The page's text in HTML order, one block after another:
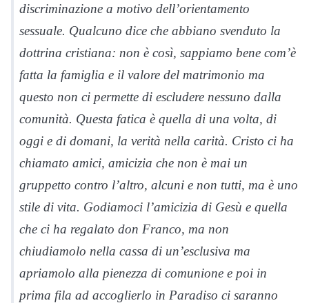
discriminazione a motivo dell’orientamento
sessuale. Qualcuno dice che abbiano svenduto la
dottrina cristiana: non è così, sappiamo bene com’è
fatta la famiglia e il valore del matrimonio ma
questo non ci permette di escludere nessuno dalla
comunità. Questa fatica è quella di una volta, di
oggi e di domani, la verità nella carità. Cristo ci ha
chiamato amici, amicizia che non è mai un
gruppetto contro l’altro, alcuni e non tutti, ma è uno
stile di vita. Godiamoci l’amicizia di Gesù e quella
che ci ha regalato don Franco, ma non
chiudiamolo nella cassa di un’esclusiva ma
apriamolo alla pienezza di comunione e poi in
prima fila ad accoglierlo in Paradiso ci saranno